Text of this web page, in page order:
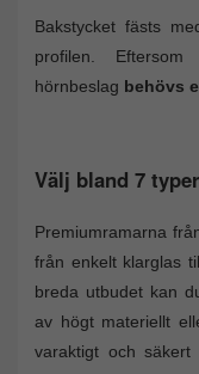
Bakstycket fästs
profilen.
hörnbeslag behövs
Välj bland 7
Premiumramarna
från enkelt klarglas
breda utbudet kan
av högt materiellt
varaktigt och säkert